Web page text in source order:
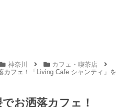
神奈川
カフェ・喫茶店
カフェ！「Living Cafe シャンティ」を
お洒落カフェ！